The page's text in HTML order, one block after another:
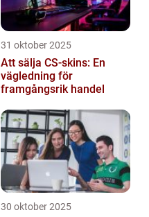
31 oktober 2025
Att sälja CS-skins: En
vägledning för
framgångsrik handel
30 oktober 2025